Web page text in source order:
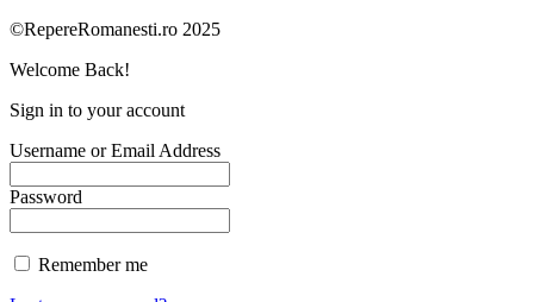
©RepereRomanesti.ro 2025
Welcome Back!
Sign in to your account
Username or Email Address
Password
Remember me